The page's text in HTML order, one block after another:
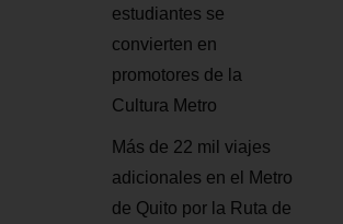
estudiantes se
convierten en
promotores de la
Cultura Metro
Más de 22 mil viajes
adicionales en el Metro
de Quito por la Ruta de